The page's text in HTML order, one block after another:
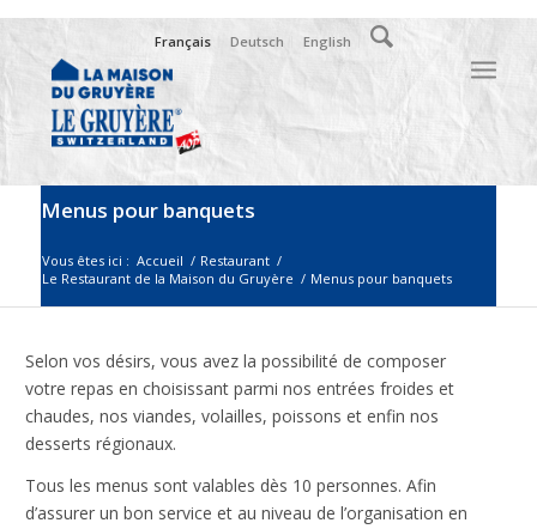
Français Deutsch English
Menus pour banquets
Vous êtes ici : Accueil / Restaurant /
Le Restaurant de la Maison du Gruyère / Menus pour banquets
Selon vos désirs, vous avez la possibilité de composer
votre repas en choisissant parmi nos entrées froides et
chaudes, nos viandes, volailles, poissons et enfin nos
desserts régionaux.
Tous les menus sont valables dès 10 personnes. Afin
d’assurer un bon service et au niveau de l’organisation en